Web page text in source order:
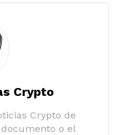
Crypto
Crypto de
o el